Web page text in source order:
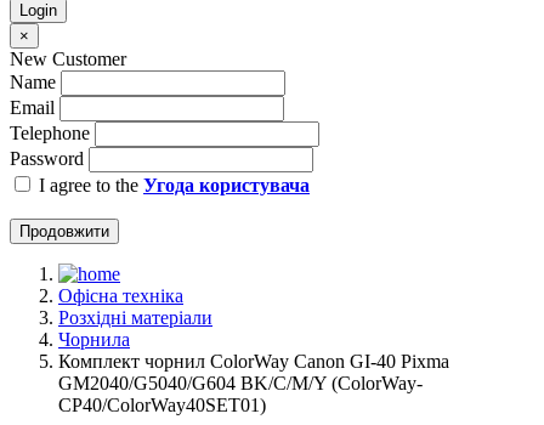
Login
×
New Customer
Name
Email
Telephone
Password
I agree to the Угода користувача
Продовжити
Офісна техніка
Розхідні матеріали
Чорнила
Комплект чорнил ColorWay Canon GI-40 Pixma
GM2040/G5040/G604 BK/С/M/Y (ColorWay-
CP40/ColorWay40SET01)